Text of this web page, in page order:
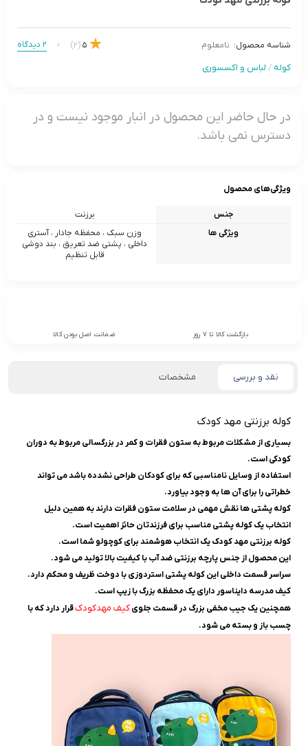
شناسه محصول: نامعلوم 5
(2) 2 دیدگاه
کوله / لباس و اکسسوری
در حال حاضر این محصول در انبار موجود نیست و در
دسترس نمی باشد.
ویژگی‌های محصول
جنس
برزنت
ویژگی ها
وزن سبک ، محفظه جادار ، آستری
داخلی ، پشتی ضد تعریق ، بند دوشی
قابل تنظیم
بازگشت کالا تا 7 روز ضمانت اصل بودن کالا
نقد و بررسی مشخصات
کوله برزنتی مهد کودک
بسیاری از مشکلات مربوط به ستون فقرات و کمر در بزرگسالی مربوط به دوران
کودکی است.
استفاده از وسایل نامناسبی که برای کودکان طراحی نشدده باشد می تواند
خطراتی را برای آن ها به وجود بیاورد.
کوله پشتی ها نقش مهمی در سلامت ستون فقرات دارند به همین دلیل
انتخاب یک کوله پشتی مناسب برای فرزندتان حائز اهمیت است.
کوله برزنتی مهد کودک یک انتخاب هوشمند برای کوچولو شما است.
این محصول از جنس پارچه برزنتی ضد آب با کیفیت بالا تولید می شود.
سراسر قسمت داخلی این کوله پشتی استردوزی با دوخت ظریف و محکم دارد.
کیف مدرسه دایناسور دارای یک محفظه بزرگ با زیپ است.
همچنین یک جیب مخفی بزرگ در قسمت جلویکیف مهدکودکقرار دارد که با
چسب باز و بسته می شود.